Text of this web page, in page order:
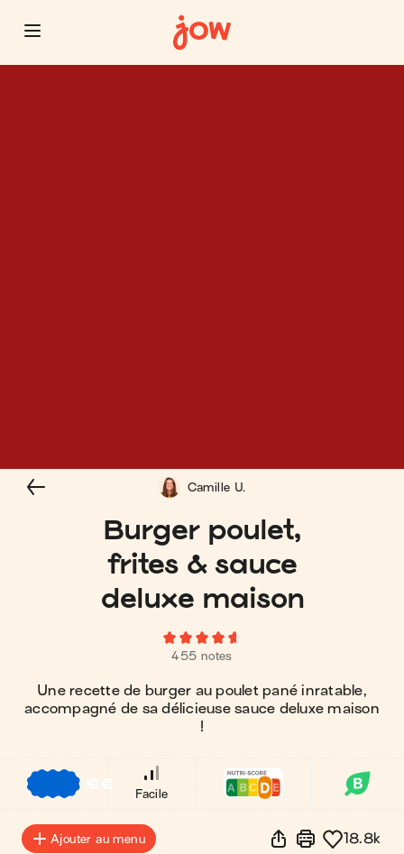
Burger poulet,
frites & sauce
deluxe maison
455 notes
Une recette de burger au poulet pané inratable,
accompagné de sa délicieuse sauce deluxe maison
!
Camille U.
€€
Facile
Ajouter au menu 18.8k